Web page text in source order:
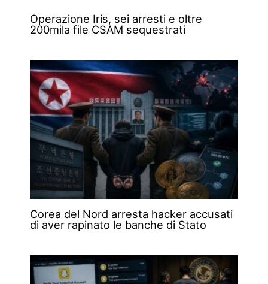
Operazione Iris, sei arresti e oltre
200mila file CSAM sequestrati
Corea del Nord arresta hacker accusati
di aver rapinato le banche di Stato